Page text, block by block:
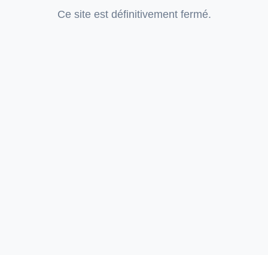
Ce site est définitivement fermé.